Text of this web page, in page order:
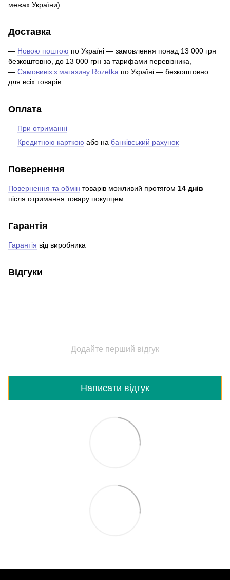
межах України)
Доставка
— Новою поштою по Україні — замовлення понад 13 000 грн
безкоштовно, до 13 000 грн за тарифами перевізника,
— Самовивіз з магазину Rozetka по Україні — безкоштовно
для всіх товарів.
Оплата
— При отриманні
— Кредитною карткою або на банківський рахунок
Повернення
Повернення та обмін товарів можливий протягом 14 днів
після отримання товару покупцем.
Гарантія
Гарантія від виробника
Відгуки
Додайте перший відгук
Написати відгук